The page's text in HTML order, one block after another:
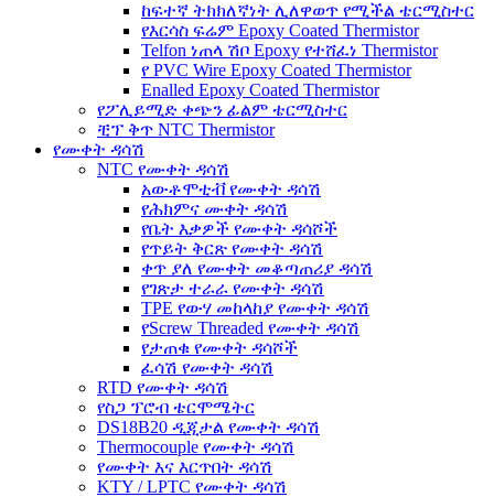
ከፍተኛ ትክክለኛነት ሊለዋወጥ የሚችል ቴርሚስተር
የእርሳስ ፍሬም Epoxy Coated Thermistor
Telfon ነጠላ ሽቦ Epoxy የተሸፈነ Thermistor
የ PVC Wire Epoxy Coated Thermistor
Enalled Epoxy Coated Thermistor
የፖሊይሚድ ቀጭን ፊልም ቴርሚስተር
ቺፕ ቅጥ NTC Thermistor
የሙቀት ዳሳሽ
NTC የሙቀት ዳሳሽ
አውቶሞቲቭ የሙቀት ዳሳሽ
የሕክምና ሙቀት ዳሳሽ
የቤት እቃዎች የሙቀት ዳሳሾች
የጥይት ቅርጽ የሙቀት ዳሳሽ
ቀጥ ያለ የሙቀት መቆጣጠሪያ ዳሳሽ
የገጽታ ተራራ የሙቀት ዳሳሽ
TPE የውሃ መከላከያ የሙቀት ዳሳሽ
የScrew Threaded የሙቀት ዳሳሽ
የታጠቁ የሙቀት ዳሳሾች
ፈሳሽ የሙቀት ዳሳሽ
RTD የሙቀት ዳሳሽ
የስጋ ፕሮብ ቴርሞሜትር
DS18B20 ዲጂታል የሙቀት ዳሳሽ
Thermocouple የሙቀት ዳሳሽ
የሙቀት እና እርጥበት ዳሳሽ
KTY / LPTC የሙቀት ዳሳሽ